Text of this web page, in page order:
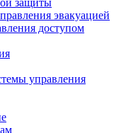
защиты
эвакуацией
доступом
управления